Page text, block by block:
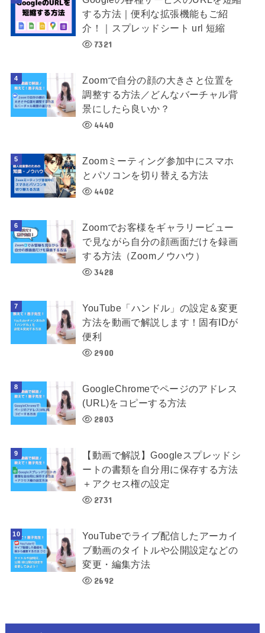
する方法｜便利な拡張機能もご紹
介！｜スプレッドシート url 短縮
7321
Zoomで自分の顔の大きさと位置を
調整する方法／どんなバーチャル背
景にしたら良いか？
4440
Zoomミーティング参加中にスマホ
とパソコンを切り替える方法
4402
Zoomでお客様をギャラリービュー
で見ながら自分の顔画面だけを録画
する方法（Zoomノウハウ）
3428
YouTube「ハンドル」の設定＆変更
方法を動画で解説します！固有IDが
便利
2900
GoogleChromeでページのアドレス
(URL)をコピーする方法
2803
【動画で解説】Googleスプレッドシ
ートの書類を自分用に保存する方法
＋アクセス権の設定
2731
YouTubeでライブ配信したアーカイ
ブ動画のタイトルや公開設定などの
変更・編集方法
2692